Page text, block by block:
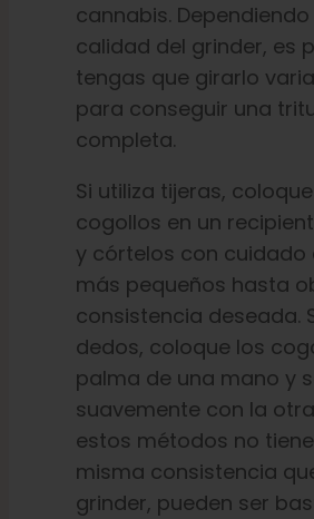
cannabis.
calidad del grinder, es
tengas que girarlo
para conseguir una
completa.
Si utiliza tijeras,
cogollos en un
y córtelos con cuidado
más pequeños hasta
consistencia deseada.
dedos, coloque los
palma de una mano y
suavemente con la
estos métodos no
misma consistencia
grinder, pueden ser